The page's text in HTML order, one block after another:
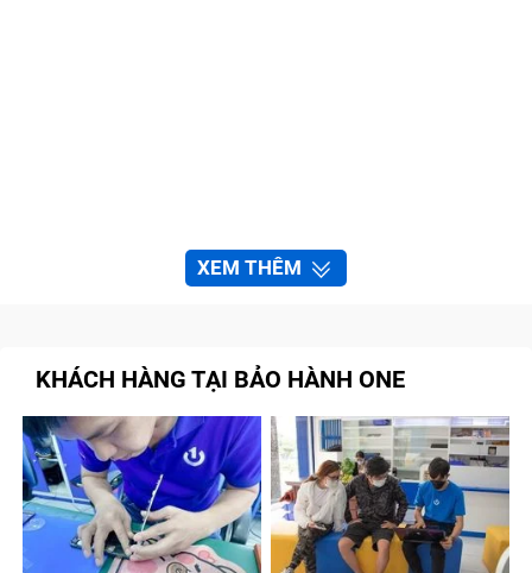
XEM THÊM
KHÁCH HÀNG TẠI BẢO HÀNH ONE